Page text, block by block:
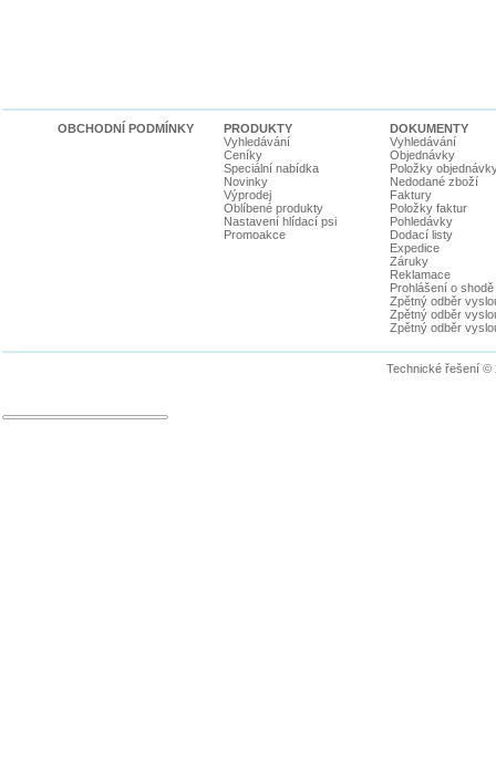
OBCHODNÍ PODMÍNKY
PRODUKTY
Vyhledávání
Ceníky
Speciální nabídka
Novinky
Výprodej
Oblíbené produkty
Nastavení hlídací psi
Promoakce
DOKUMENTY
Vyhledávání
Objednávky
Položky
Nedodané zboží
Faktury
Položky faktur
Pohledávky
Dodací listy
Expedice
Záruky
Reklamace
Prohlášení o shodě
Zpětný odběr
Zpětný odběr
Zpětný odběr
Technické řešení ©